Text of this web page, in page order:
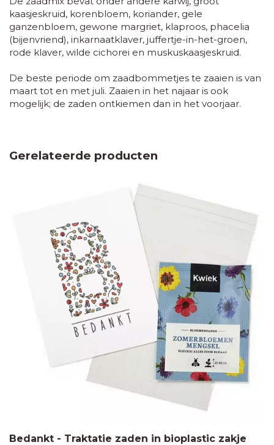
kaasjeskruid, korenbloem, koriander, gele
ganzenbloem, gewone margriet, klaproos, phacelia
(bijenvriend), inkarnaatklaver, juffertje-in-het-groen,
rode klaver, wilde cichorei en muskuskaasjeskruid.
De beste periode om zaadbommetjes te zaaien is van
maart tot en met juli. Zaaien in het najaar is ook
mogelijk; de zaden ontkiemen dan in het voorjaar.
Gerelateerde producten
Bedankt - Traktatie zaden in bioplastic zakje